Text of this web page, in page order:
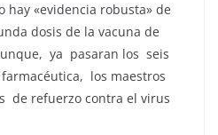
hay «evidencia robusta» de
dosis de la vacuna de
ya pasaran los seis
los maestros
de refuerzo contra el virus